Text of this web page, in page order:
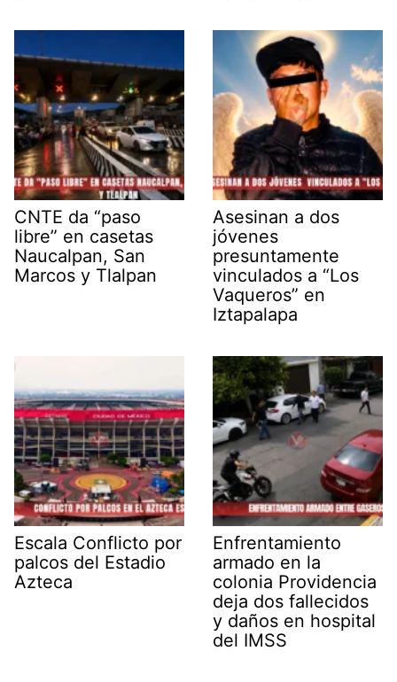
CNTE da “paso
libre” en casetas
Naucalpan, San
Marcos y Tlalpan
Asesinan a dos
jóvenes
presuntamente
vinculados a “Los
Vaqueros” en
Iztapalapa
Escala Conflicto por
palcos del Estadio
Azteca
Enfrentamiento
armado en la
colonia Providencia
deja dos fallecidos
y daños en hospital
del IMSS